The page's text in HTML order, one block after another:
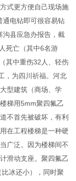
式更方便自己现场施
通电钻即可很容易钻
县应急办报告，截
死亡（其中6名游
其中重伤32人、轻伤
，为四川祈福。河北
型建筑（商场、学
梯用5mm聚四氟乙
不首先被破坏，有利
在工程楼梯是一种硬
广泛。因为楼梯间不
滑动支座。聚四氟乙
冰还小），同时聚